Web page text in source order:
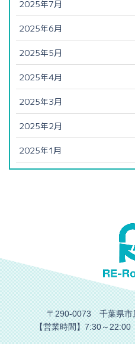
2025年7月
2025年6月
2025年5月
2025年4月
2025年3月
2025年2月
2025年1月
〒290-0073 千葉県市
【営業時間】7:30～